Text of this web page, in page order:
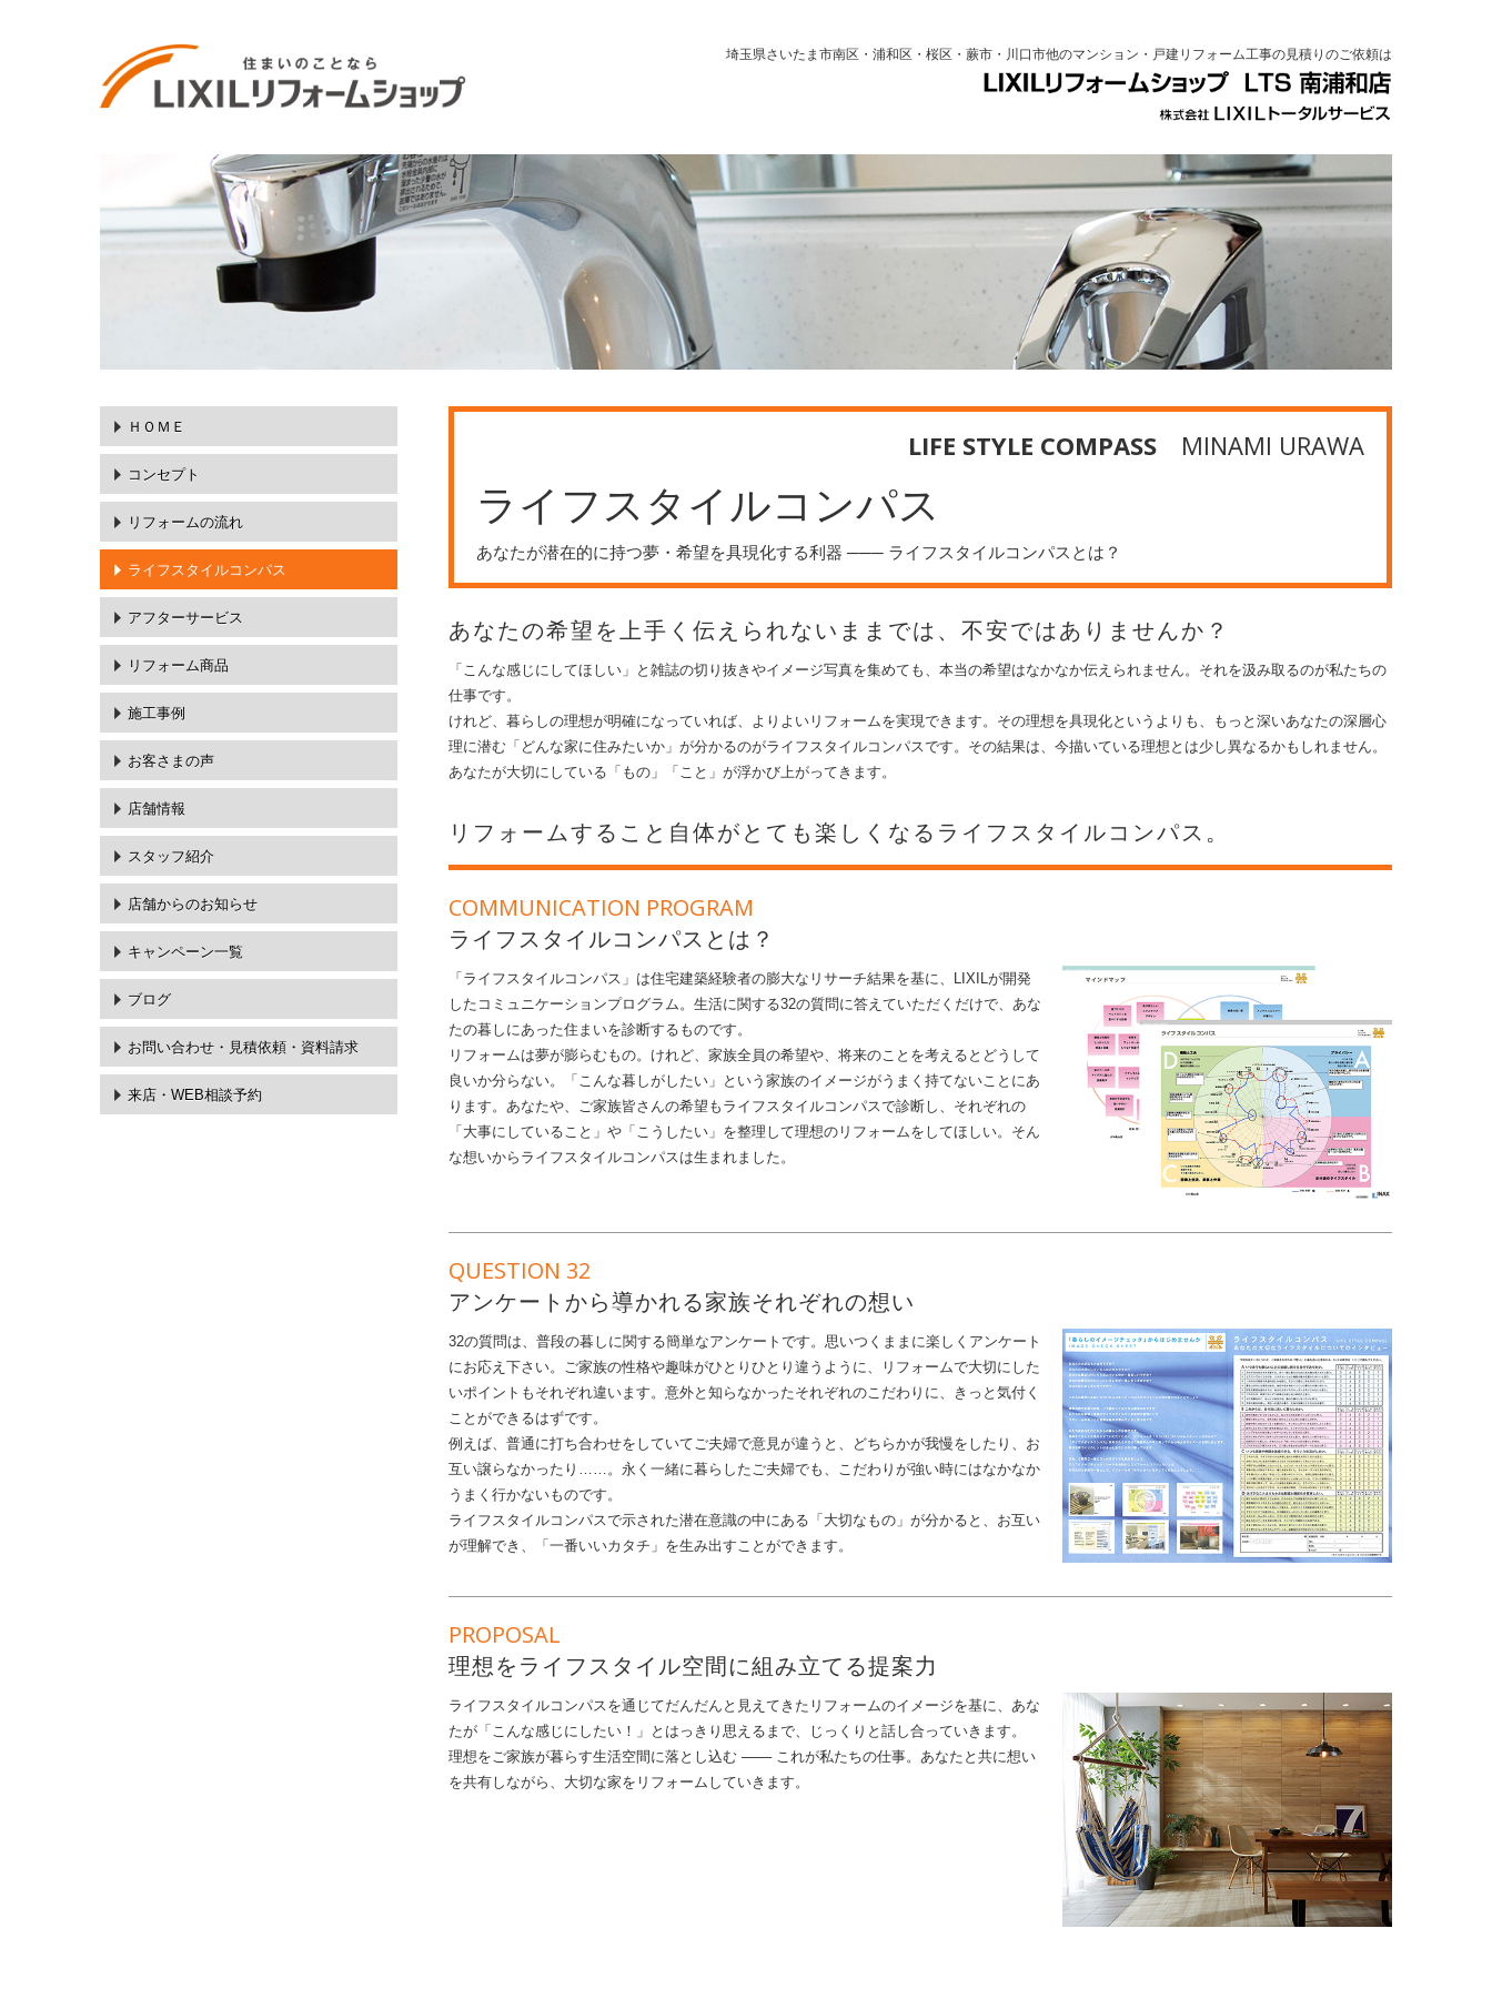
埼玉県さいたま市南区・浦和区・桜区・蕨市・川口市他のマンション・戸建リフォーム工事の見積りのご依頼は
ＨＯＭＥ
コンセプト
リフォームの流れ
ライフスタイルコンパス
アフターサービス
リフォーム商品
施工事例
お客さまの声
店舗情報
スタッフ紹介
店舗からのお知らせ
キャンペーン一覧
ブログ
お問い合わせ・ 見積依頼・資料請求
来店・WEB相談予約
LIFE STYLE COMPASS MINAMI URAWA
ライフスタイルコンパス
あなたが潜在的に持つ夢・希望を具現化する利器 ─── ライフスタイルコンパスとは？
あなたの希望を上手く伝えられないままでは、不安ではありませんか？
「こんな感じにしてほしい」と雑誌の切り抜きやイメージ写真を集めても、本当の希望はなかなか伝えられません。それを汲み取るのが私たちの
仕事です。
けれど、暮らしの理想が明確になっていれば、よりよいリフォームを実現できます。その理想を具現化というよりも、もっと深いあなたの深層心
理に潜む「どんな家に住みたいか」が分かるのがライフスタイルコンパスです。その結果は、今描いている理想とは少し異なるかもしれません。
あなたが大切にしている「もの」「こと」が浮かび上がってきます。
リフォームすること自体がとても楽しくなるライフスタイルコンパス。
COMMUNICATION PROGRAM
ライフスタイルコンパスとは？
「ライフスタイルコンパス」は住宅建築経験者の膨大なリサーチ結果を基に、LIXILが開発
したコミュニケーションプログラム。生活に関する32の質問に答えていただくだけで、あな
たの暮しにあった住まいを診断するものです。
リフォームは夢が膨らむもの。けれど、家族全員の希望や、将来のことを考えるとどうして
良いか分らない。「こんな暮しがしたい」という家族のイメージがうまく持てないことにあ
ります。あなたや、ご家族皆さんの希望もライフスタイルコンパスで診断し、それぞれの
「大事にしていること」や「こうしたい」を整理して理想のリフォームをしてほしい。そん
な想いからライフスタイルコンパスは生まれました。
QUESTION 32
アンケートから導かれる家族それぞれの想い
32の質問は、普段の暮しに関する簡単なアンケートです。思いつくままに楽しくアンケート
にお応え下さい。ご家族の性格や趣味がひとりひとり違うように、リフォームで大切にした
いポイントもそれぞれ違います。意外と知らなかったそれぞれのこだわりに、きっと気付く
ことができるはずです。
例えば、普通に打ち合わせをしていてご夫婦で意見が違うと、どちらかが我慢をしたり、お
互い譲らなかったり……。永く一緒に暮らしたご夫婦でも、こだわりが強い時にはなかなか
うまく行かないものです。
ライフスタイルコンパスで示された潜在意識の中にある「大切なもの」が分かると、お互い
が理解でき、「一番いいカタチ」を生み出すことができます。
PROPOSAL
理想をライフスタイル空間に組み立てる提案力
ライフスタイルコンパスを通じてだんだんと見えてきたリフォームのイメージを基に、あな
たが「こんな感じにしたい！」とはっきり思えるまで、じっくりと話し合っていきます。
理想をご家族が暮らす生活空間に落とし込む ─── これが私たちの仕事。あなたと共に想い
を共有しながら、大切な家をリフォームしていきます。